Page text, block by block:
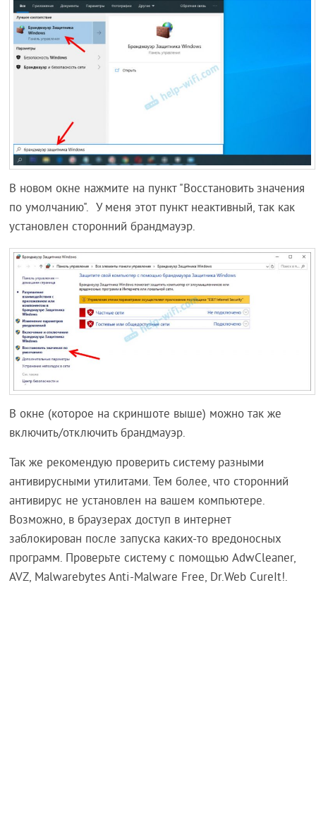
В новом окне нажмите на пункт "Восстановить значения
по умолчанию". У меня этот пункт неактивный, так как
установлен сторонний брандмауэр.
В окне (которое на скриншоте выше) можно так же
включить/отключить брандмауэр.
Так же рекомендую проверить систему разными
антивирусными утилитами. Тем более, что сторонний
антивирус не установлен на вашем компьютере.
Возможно, в браузерах доступ в интернет
заблокирован после запуска каких-то вредоносных
программ. Проверьте систему с помощью AdwCleaner,
AVZ, Malwarebytes Anti-Malware Free, Dr.Web CureIt!.